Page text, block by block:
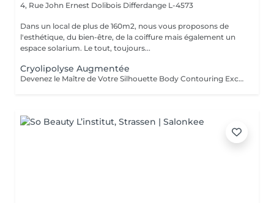
4, Rue John Ernest Dolibois Differdange L-4573
Dans un local de plus de 160m2, nous vous proposons de
l'esthétique, du bien-être, de la coiffure mais également un
espace solarium. Le tout, toujours...
Cryolipolyse Augmentée
Devenez le Maître de Votre Silhouette Body Contouring Exclusif Vous aspirez à redéfinir votre silhouette, dire adieu à la peau d'orange, et être prête pour votre summer body ? Ressentez-vous le besoin d'être accompagnée par des professionnelles pour retrouver le corps qui vous fait vous sentir au mieux ? Arboria Beauty est là pour concrétiser vos objectifs! Le Body Contouring by CONTOUR PARIS® offre une solution complète, personnalisée et unique grâce à la combinaison de trois technologies de pointe : La Cryolipolyse Augmentée, pour affiner votre silhouette sur mesure. Le Laser Diode Focalisé, pour atténuer la cellulite. Le Palber-Rouler Mécanique, pour raffermir la beau. Laissez-nous vous guider vers une transformation qui révélera votre meilleure version ! Arboria Beauty détient l'exclusivité au Luxembourg pour vous offrir en avant-première le Body Contouring by CONTOUR PARIS®, une expérience minceur unique en son genre dans le domaine de médecine esthétique.